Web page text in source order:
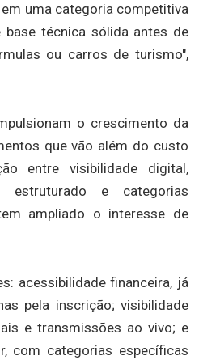
uma categoria competitiva
base técnica sólida antes de
ou carros de turismo",
o crescimento da
que vão além do custo
entre visibilidade digital,
estruturado e categorias
ampliado o interesse de
acessibilidade financeira, já
pela inscrição; visibilidade
e transmissões ao vivo; e
com categorias específicas